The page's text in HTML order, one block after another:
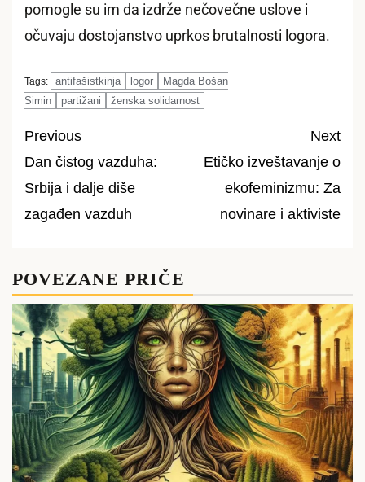
pomogle su im da izdrže nečovečne uslove i
očuvaju dostojanstvo uprkos brutalnosti logora.
Tags: antifašistkinja logor
Magda Bošan
Simin
partižani ženska solidarnost
Post
navigation
Previous
Dan čistog vazduha:
Srbija i dalje diše
zagađen vazduh
Next
Etičko izveštavanje o
ekofeminizmu: Za
novinare i aktiviste
POVEZANE PRIČE